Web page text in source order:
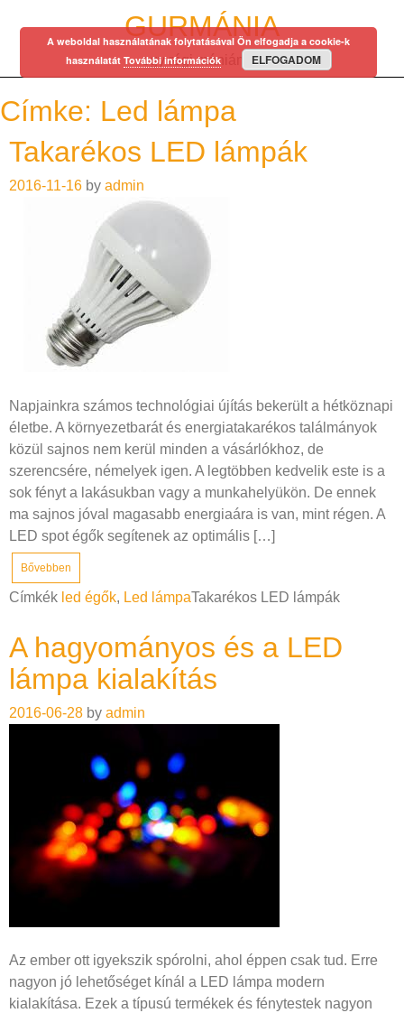
GURMÁNIA
egy régi mániám…
Címke: Led lámpa
Takarékos LED lámpák
2016-11-16 by admin
Napjainkra számos technológiai újítás bekerült a hétköznapi
életbe. A környezetbarát és energiatakarékos találmányok
közül sajnos nem kerül minden a vásárlókhoz, de
szerencsére, némelyek igen. A legtöbben kedvelik este is a
sok fényt a lakásukban vagy a munkahelyükön. De ennek
ma sajnos jóval magasabb energiaára is van, mint régen. A
LED spot égők segítenek az optimális […]
Bővebben
Címkék led égők, Led lámpaTakarékos LED lámpák
A hagyományos és a LED
lámpa kialakítás
2016-06-28 by admin
Az ember ott igyekszik spórolni, ahol éppen csak tud. Erre
nagyon jó lehetőséget kínál a LED lámpa modern
kialakítása. Ezek a típusú termékek és fénytestek nagyon
A weboldal használatának folytatásával Ön elfogadja a cookie-k
használatát További információk ELFOGADOM